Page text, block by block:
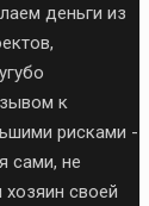
деньги из
к
рисками -
сами, не
своей